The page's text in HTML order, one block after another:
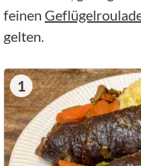
feinen
gelten.
1